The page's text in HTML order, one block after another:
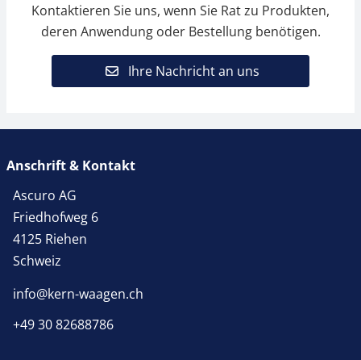
Kontaktieren Sie uns, wenn Sie Rat zu Produkten,
deren Anwendung oder Bestellung benötigen.
Ihre Nachricht an uns
Anschrift & Kontakt
Ascuro AG
Friedhofweg 6
4125 Riehen
Schweiz
info@kern-waagen.ch
+49 30 82688786